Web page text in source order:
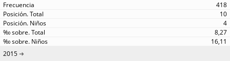
418
10
4
8,27
16,11
2015